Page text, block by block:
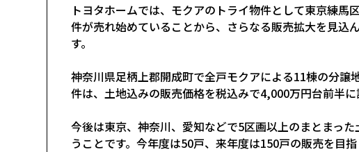
トヨタホームでは、モクアのトライ物件として東京練馬
件が売れ始めていることから、さらなる販売拡大を見込
す。
神奈川県足柄上郡開成町で全戸モクアによる11棟の分譲
件は、土地込みの販売価格を税込みで4,000万円台前半に
今後は東京、神奈川、愛知などで5区画以上のまとまっ
うことです。今年度は50戸、来年度は150戸の販売を目指